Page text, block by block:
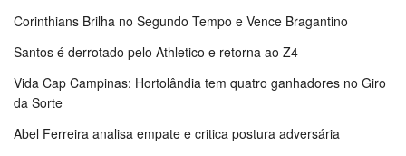
Corinthians Brilha no Segundo Tempo e Vence Bragantino
Santos é derrotado pelo Athletico e retorna ao Z4
Vida Cap Campinas: Hortolândia tem quatro ganhadores no Giro
da Sorte
Abel Ferreira analisa empate e critica postura adversária